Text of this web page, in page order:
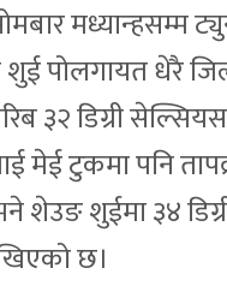
मध्यान्हसम्म
पोलगायत धेरै
३२ डिग्री
मेई टुकमा पनि
शेउङ शुईमा ३४
छ।